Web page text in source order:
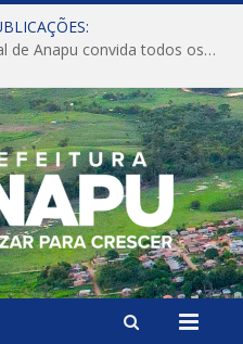
CONVITE A Prefeitura Municipal de Anapu convida todos os servidores públicos municipais para participarem da Audiência Pública de discussão da Lei de Diretrizes Orçamentárias (LDO), importante instrumento de planejamento das ações e investimentos da Administração Pública para o próximo exercício financeiro.